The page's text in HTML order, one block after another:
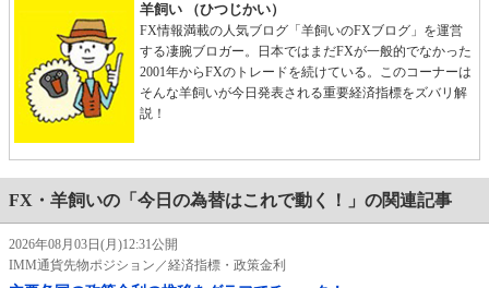
羊飼い （ひつじかい）
FX情報満載の人気ブログ「羊飼いのFXブログ」を運営
する凄腕ブロガー。日本ではまだFXが一般的でなかった
2001年からFXのトレードを続けている。このコーナーは
そんな羊飼いが今日発表される重要経済指標をズバリ解
説！
FX・羊飼いの「今日の為替はこれで動く！」の関連記事
2026年08月03日(月)12:31公開
IMM通貨先物ポジション／経済指標・政策金利